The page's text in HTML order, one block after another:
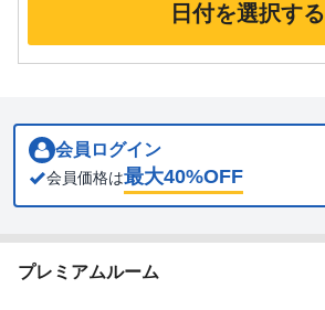
日付を選択する
会員ログイン
会員価格は最大40%OFF
プレミアムルーム